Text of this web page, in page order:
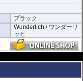
ブラック
Wunderlich / ワンダーリ
ッヒ